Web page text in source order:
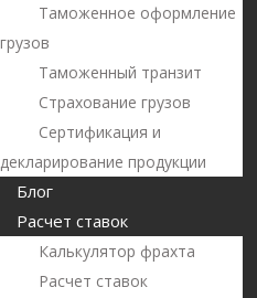
Таможенное оформление
грузов
Таможенный транзит
Страхование грузов
Сертификация и
декларирование продукции
Блог
Расчет ставок
Калькулятор фрахта
Расчет ставок